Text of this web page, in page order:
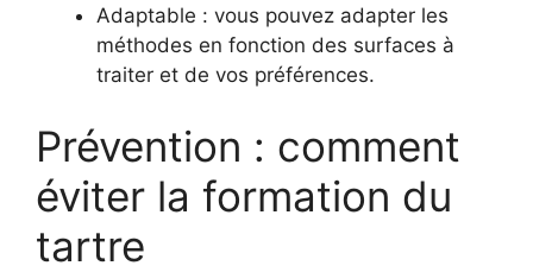
Adaptable : vous pouvez adapter les
méthodes en fonction des surfaces à
traiter et de vos préférences.
Prévention : comment
éviter la formation du
tartre